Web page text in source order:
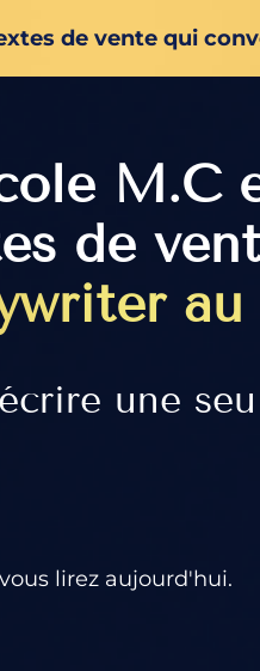
de vente qui
M.C
de
au
une
lirez aujourd'hui.